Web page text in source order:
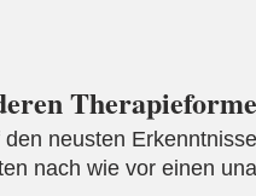
neusten
nach wie vor einen